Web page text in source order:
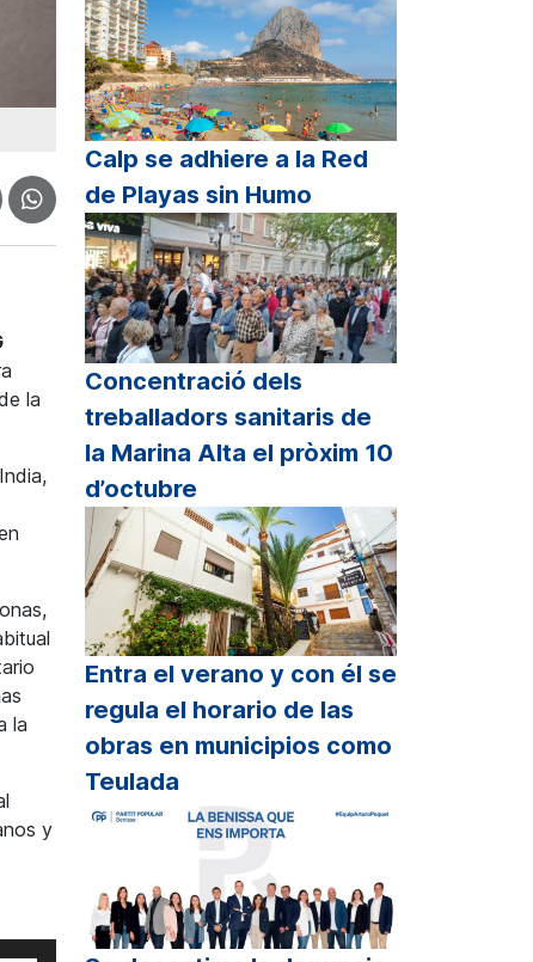
la
la
y
Calp se adhiere a la Red
de Playas sin Humo
Concentració dels
treballadors sanitaris de
la Marina Alta el pròxim 10
d’octubre
Entra el verano y con él se
regula el horario de las
obras en municipios como
Teulada